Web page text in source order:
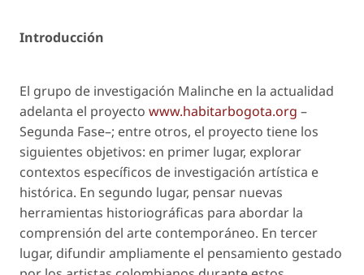
Introducción
El grupo de investigación Malinche en la actualidad
adelanta el proyecto www.habitarbogota.org –
Segunda Fase–; entre otros, el proyecto tiene los
siguientes objetivos: en primer lugar, explorar
contextos específicos de investigación artística e
histórica. En segundo lugar, pensar nuevas
herramientas historiográficas para abordar la
comprensión del arte contemporáneo. En tercer
lugar, difundir ampliamente el pensamiento gestado